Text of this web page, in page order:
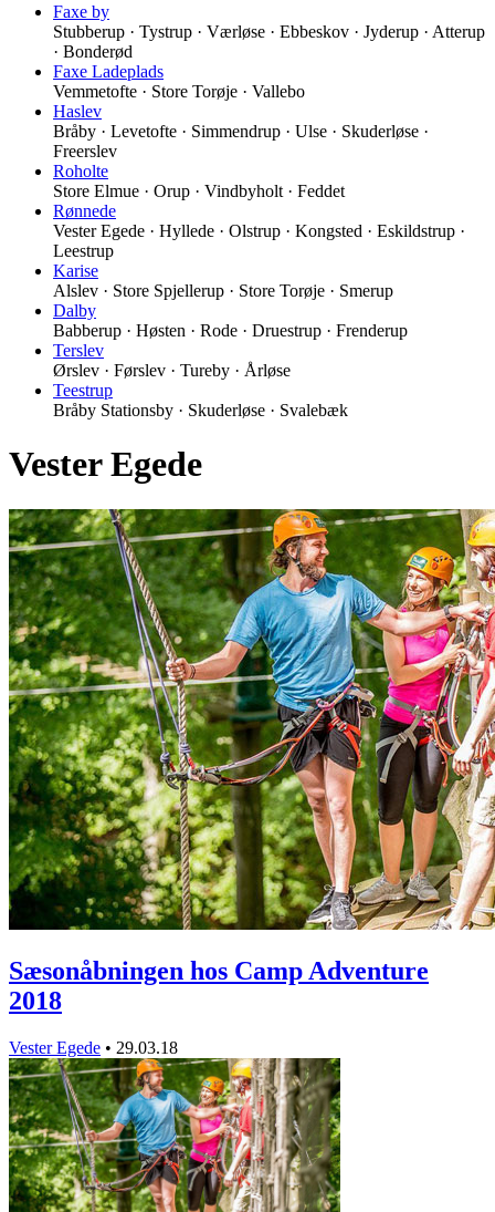
Faxe by
Stubberup · Tystrup · Værløse · Ebbeskov · Jyderup · Atterup
· Bonderød
Faxe Ladeplads
Vemmetofte · Store Torøje · Vallebo
Haslev
Bråby · Levetofte · Simmendrup · Ulse · Skuderløse ·
Freerslev
Roholte
Store Elmue · Orup · Vindbyholt · Feddet
Rønnede
Vester Egede · Hyllede · Olstrup · Kongsted · Eskildstrup ·
Leestrup
Karise
Alslev · Store Spjellerup · Store Torøje · Smerup
Dalby
Babberup · Høsten · Rode · Druestrup · Frenderup
Terslev
Ørslev · Førslev · Tureby · Årløse
Teestrup
Bråby Stationsby · Skuderløse · Svalebæk
Vester Egede
Sæsonåbningen hos Camp Adventure
2018
Vester Egede • 29.03.18